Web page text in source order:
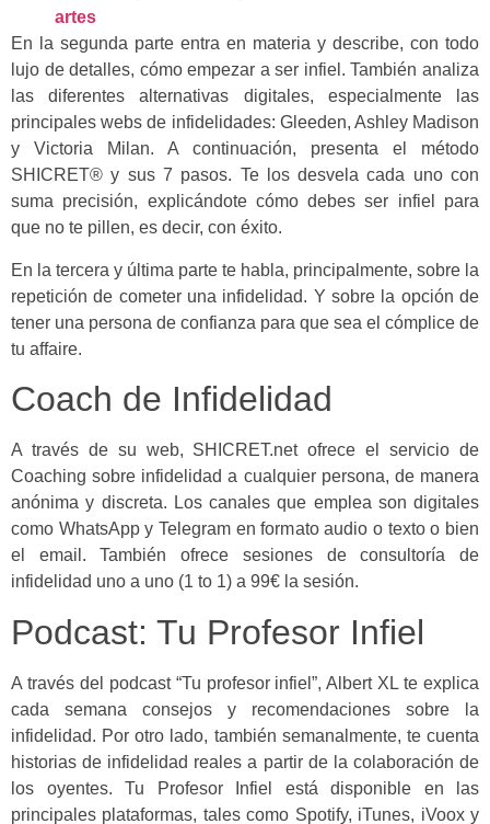
artes
En la segunda parte entra en materia y describe, con todo
lujo de detalles, cómo empezar a ser infiel. También analiza
las diferentes alternativas digitales, especialmente las
principales webs de infidelidades: Gleeden, Ashley Madison
y Victoria Milan. A continuación, presenta el método
SHICRET® y sus 7 pasos. Te los desvela cada uno con
suma precisión, explicándote cómo debes ser infiel para
que no te pillen, es decir, con éxito.
En la tercera y última parte te habla, principalmente, sobre la
repetición de cometer una infidelidad. Y sobre la opción de
tener una persona de confianza para que sea el cómplice de
tu affaire.
Coach de Infidelidad
A través de su web, SHICRET.net ofrece el servicio de
Coaching sobre infidelidad a cualquier persona, de manera
anónima y discreta. Los canales que emplea son digitales
como WhatsApp y Telegram en formato audio o texto o bien
el email. También ofrece sesiones de consultoría de
infidelidad uno a uno (1 to 1) a 99€ la sesión.
Podcast: Tu Profesor Infiel
A través del podcast “Tu profesor infiel”, Albert XL te explica
cada semana consejos y recomendaciones sobre la
infidelidad. Por otro lado, también semanalmente, te cuenta
historias de infidelidad reales a partir de la colaboración de
los oyentes. Tu Profesor Infiel está disponible en las
principales plataformas, tales como Spotify, iTunes, iVoox y